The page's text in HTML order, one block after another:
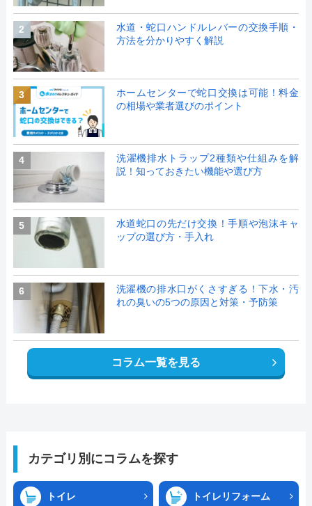
2
水道・蛇口ハンドルレバーの交換手順・
方法を分かりやすく解説
3
ホームセンターで蛇口交換は可能！料金
の相場や業者選びのポイント
4
洗濯機排水トラップ2種類や仕組みを解
説！知っておきたい機能や選び方
5
水道蛇口の先だけ交換！手順や泡沫キャ
ップの選び方・手入れ
6
洗濯機の排水口がくさすぎる！下水・汚
れの臭いの5つの原因と対策・予防策
コラム一覧を見る
カテゴリ別にコラムを探す
トイレ トイレリフォーム